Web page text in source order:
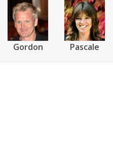
Gordon Pascale